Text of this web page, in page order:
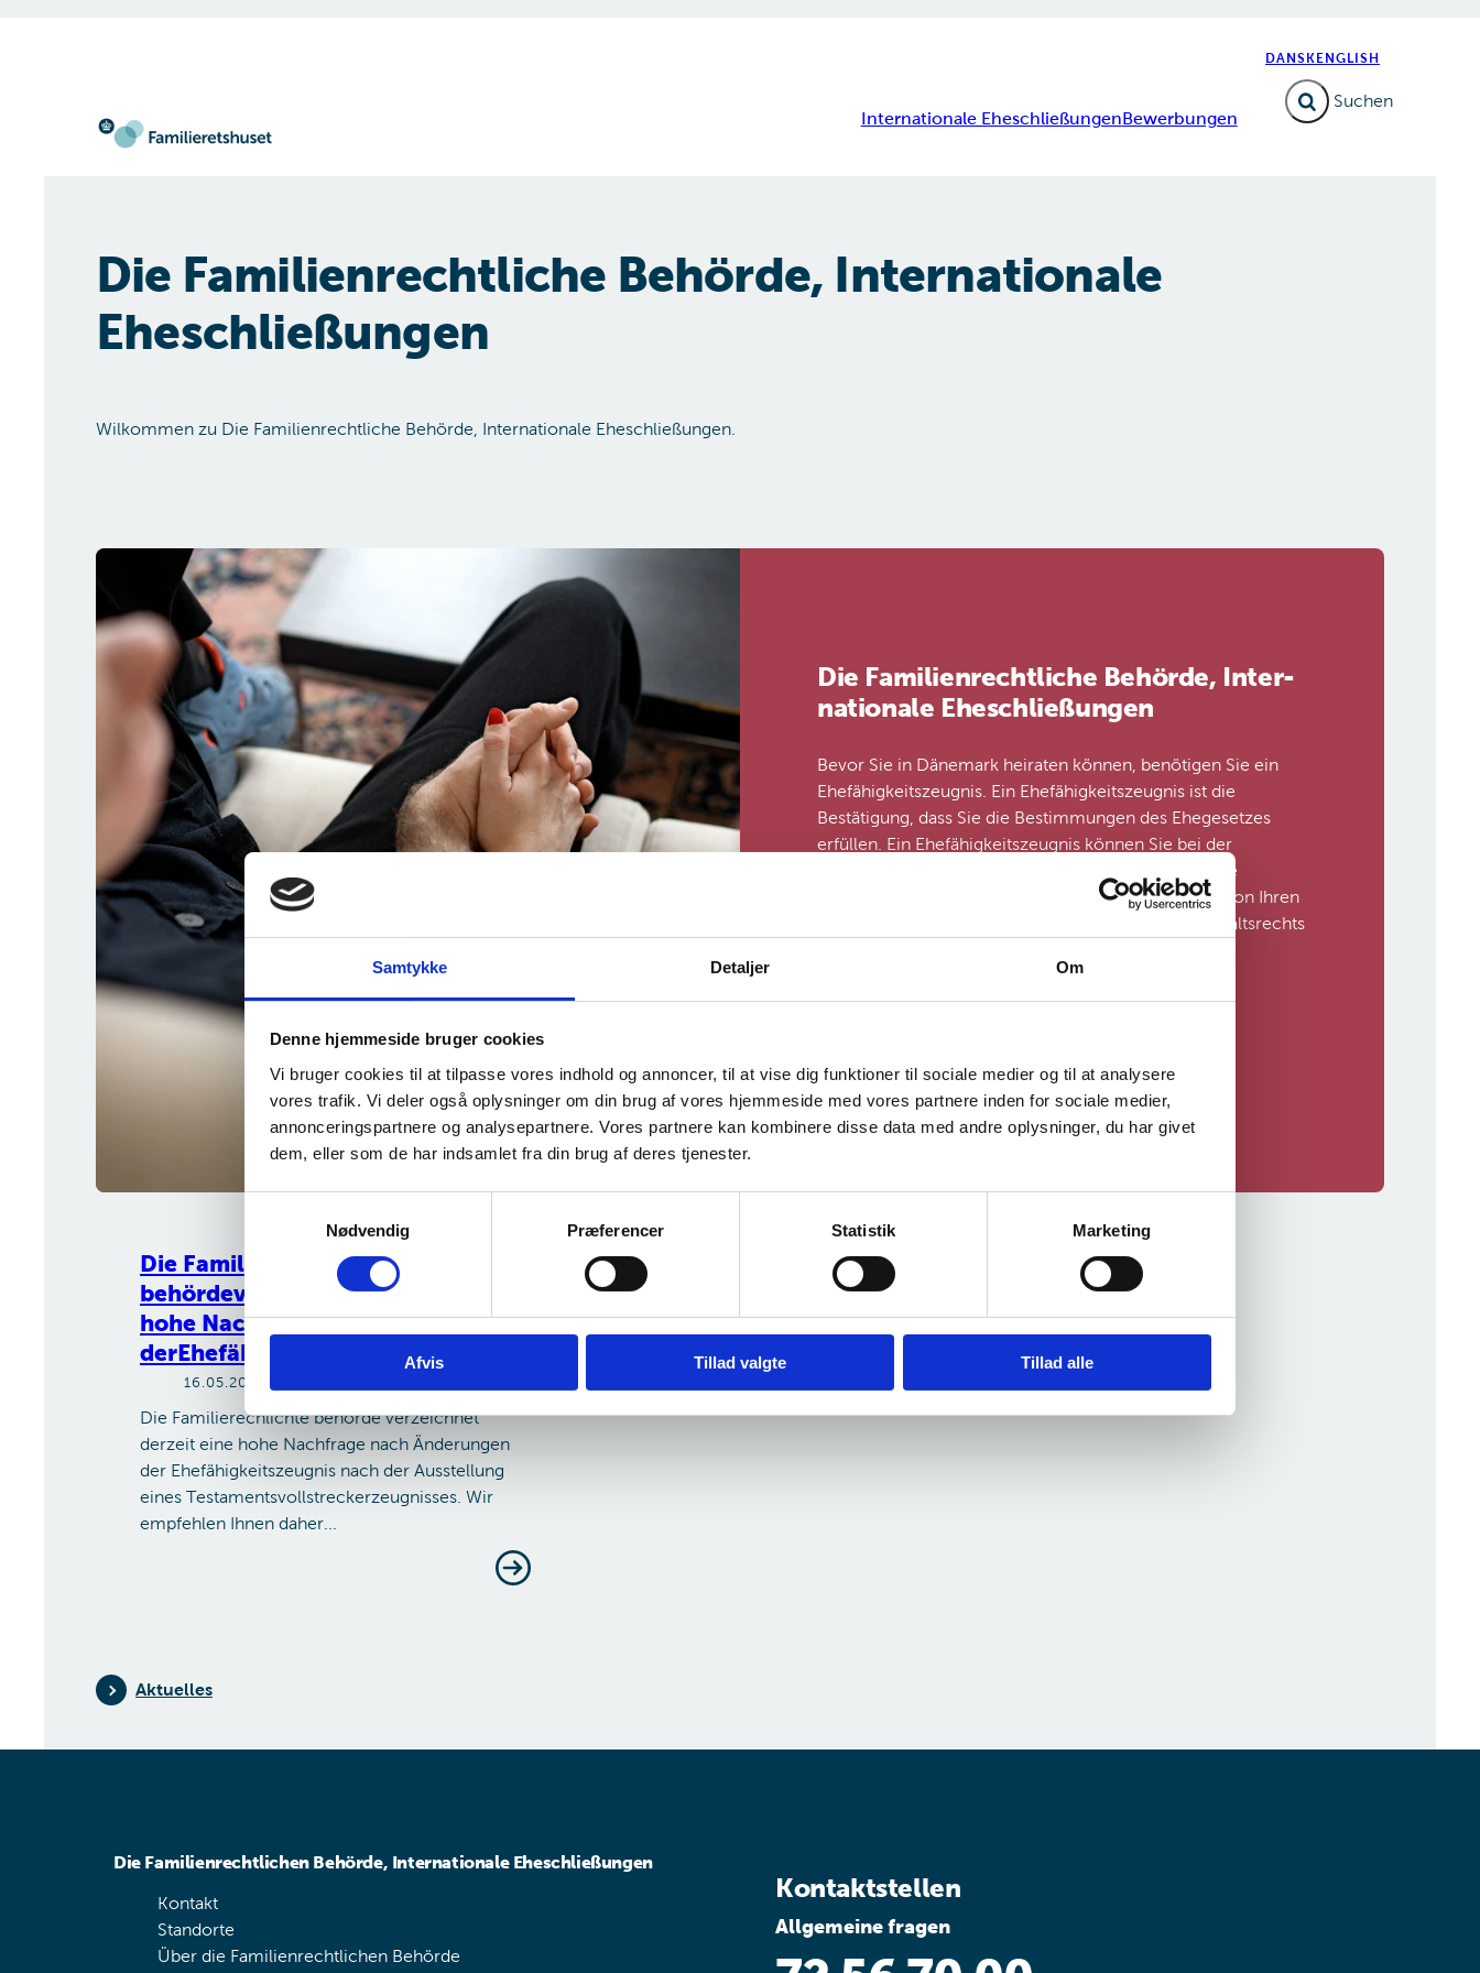
Samtykke Detaljer Om
Denne hjemmeside bruger cookies
Vi bruger cookies til at tilpasse vores indhold og annoncer, til at vise dig funktioner til sociale medier og til at analysere
vores trafik. Vi deler også oplysninger om din brug af vores hjemmeside med vores partnere inden for sociale medier,
annonceringspartnere og analysepartnere. Vores partnere kan kombinere disse data med andre oplysninger, du har givet
dem, eller som de har indsamlet fra din brug af deres tjenester.
y
k
k
e
v
a
l
g
Nødvendig Præferencer Statistik Marketing
Afvis Tillad valgte Tillad alle
Zur Startseite gehen
DANSK ENGLISH
Suchfeld erweitern
Internationale EheschließungenBewerbungen
Die Familienrechtliche Behörde, Internationale
Eheschließungen
Wilkommen zu Die Fa­mi­li­en­re­cht­li­che Be­hörde, In­ter­na­tio­na­le Ehe­s­chließun­gen.
Die Fa­mi­li­en­re­cht­li­che Be­hörde, In­ter­
na­tio­na­le Ehe­s­chließun­gen
Bevor Sie in Dänemark heiraten können, benötigen Sie ein
Ehefähigkeitszeugnis. Ein Ehefähigkeitszeugnis ist die
Bestätigung, dass Sie die Bestimmungen des Ehegesetzes
erfüllen. Ein Ehefähigkeitszeugnis können Sie bei der
Familienrechtliche Behörde oder bei Ihrer Gemeinde
beantragen. Wo Sie den Antrag stellen, ist abhängig von Ihren
beiden Nationalitäten bzw. von der Art Ihres Aufenthaltsrechts
Die Familierechlichte
behördeverzeichnet derzeit eine
hohe Nachfrage nach Änderungen
derEhefähigkeitszeugnis
16.05.2025
Die Familierechlichte behörde verzeichnet
derzeit eine hohe Nachfrage nach Änderungen
der Ehefähigkeitszeugnis nach der Ausstellung
eines Testamentsvollstreckerzeugnisses. Wir
empfehlen Ihnen daher...
Aktuelles
Die Familienrechtlichen Behörde, Internationale Eheschließungen
Kontakt
Standorte
Über die Familienrechtlichen Behörde
Kontaktstellen
Allgemeine fragen